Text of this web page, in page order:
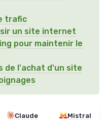
trafic
un site internet
pour maintenir le
de l'achat d'un site
Claude Mistral